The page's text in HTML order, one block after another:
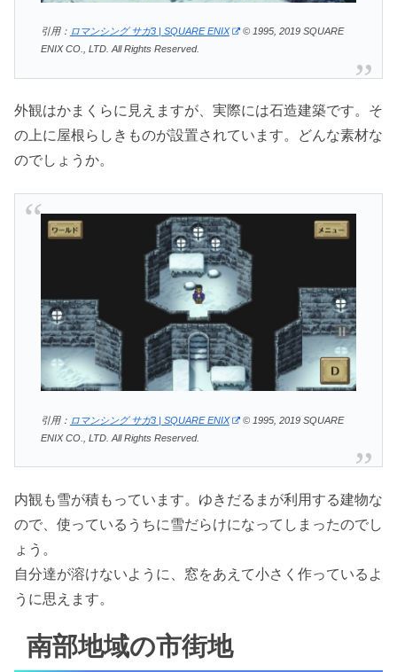
引用： ロマンシング サガ3 | SQUARE ENIX
© 1995, 2019 SQUARE
ENIX CO., LTD. All Rights Reserved.
外観はかまくらに見えますが、実際には石造建築です。そ
の上に屋根らしきものが設置されています。どんな素材な
のでしょうか。
引用： ロマンシング サガ3 | SQUARE ENIX
© 1995, 2019 SQUARE
ENIX CO., LTD. All Rights Reserved.
内観も雪が積もっています。ゆきだるまが利用する建物な
ので、使っているうちに雪だらけになってしまったのでし
ょう。
自分達が溶けないように、窓をあえて小さく作っているよ
うに思えます。
南部地域の市街地